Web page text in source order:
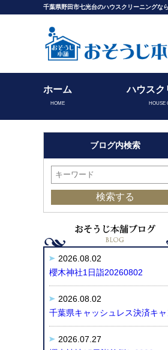
千葉県野田市七光台のハウスクリーニングな
ホーム
HOME
ハウスク
HOUSE
ブログ内検索
2026.08.02
櫻木神社1日詣20260802
2026.08.02
千葉県キャッシュレス決済キャ
2026.07.27